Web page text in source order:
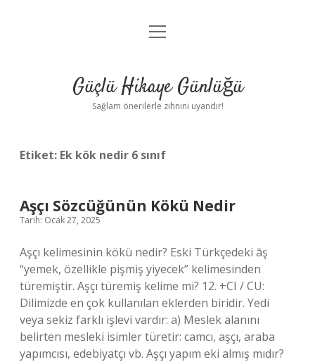
Anasayfa
Yasal Uyarı
menüyü
Güçlü Hikaye Günlüğü
Sağlam önerilerle zihnini uyandır!
Etiket: Ek kök nedir 6 sınıf
Aşçı Sözcüğünün Kökü Nedir
Tarih: Ocak 27, 2025
Aşçı kelimesinin kökü nedir? Eski Türkçedeki āş
“yemek, özellikle pişmiş yiyecek” kelimesinden
türemiştir. Aşçı türemiş kelime mi? 12. +CI / CU:
Dilimizde en çok kullanılan eklerden biridir. Yedi
veya sekiz farklı işlevi vardır: a) Meslek alanını
belirten mesleki isimler türetir: camcı, aşçı, araba
yapımcısı, edebiyatçı vb. Aşçı yapım eki almış mıdır?